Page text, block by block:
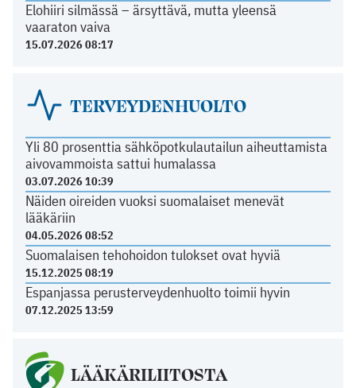
Elohiiri silmässä – ärsyttävä, mutta yleensä
vaaraton vaiva
15.07.2026 08:17
TERVEYDENHUOLTO
Yli 80 prosenttia sähköpotkulautailun aiheuttamista
aivovammoista sattui humalassa
03.07.2026 10:39
Näiden oireiden vuoksi suomalaiset menevät
lääkäriin
04.05.2026 08:52
Suomalaisen tehohoidon tulokset ovat hyviä
15.12.2025 08:19
Espanjassa perusterveydenhuolto toimii hyvin
07.12.2025 13:59
LÄÄKÄRILIITOSTA